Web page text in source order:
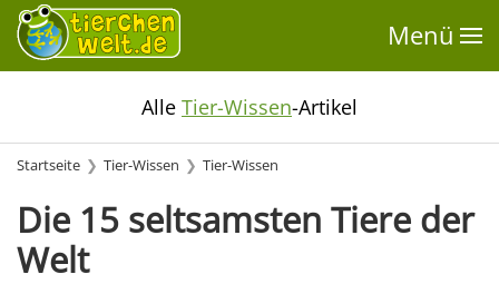
Menü
Alle Tier-Wissen-Artikel
Startseite Tier-Wissen Tier-Wissen
Die 15 seltsamsten Tiere der
Welt